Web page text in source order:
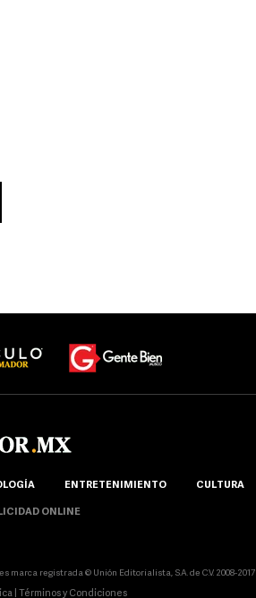
ENTRETENIMIENTO CULTURA
ONLINE
registrada © Unión Editorialista, S.A. de C.V. 2008-2017
Términos y Condiciones